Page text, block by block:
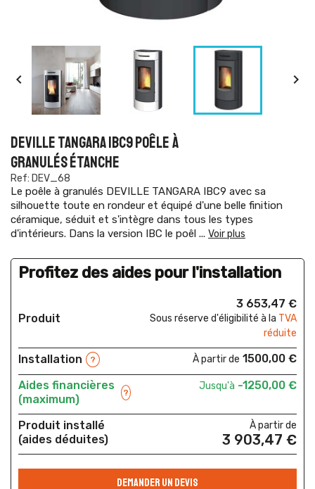
 
DEVILLE TANGARA IBC9 POÊLE À
GRANULÉS ÉTANCHE
Ref: DEV_68
Le poêle à granulés DEVILLE TANGARA IBC9 avec sa
silhouette toute en rondeur et équipé d'une belle finition
céramique, séduit et s'intègre dans tous les types
d'intérieurs. Dans la version IBC le poêl ... Voir plus
Profitez des aides pour l'installation
Produit
3 653,47 €
Sous réserve d'éligibilité à la TVA
réduite
Installation ? À partir de 1500,00 €
Aides financières
(maximum)
?
Jusqu'à -1250,00 €
Produit installé
(aides déduites)
À partir de
3 903,47 €
DEMANDER UN DEVIS